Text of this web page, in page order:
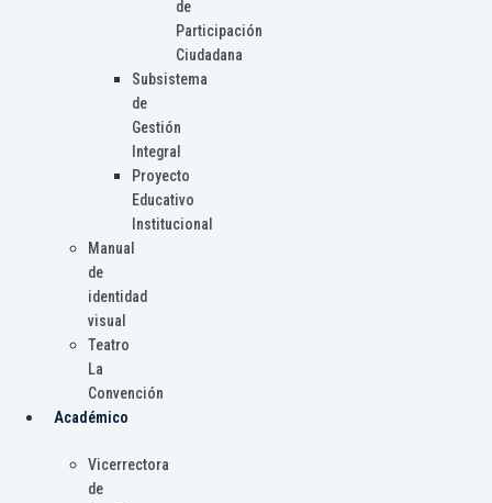
de
Participación
Ciudadana
Subsistema
de
Gestión
Integral
Proyecto
Educativo
Institucional
Manual
de
identidad
visual
Teatro
La
Convención
Académico
Vicerrectora
de